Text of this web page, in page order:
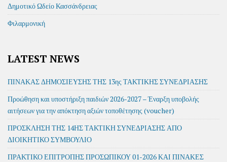
Δημοτικό Ωδείο Κασσάνδρειας
Φιλαρμονική
LATEST NEWS
ΠΙΝΑΚΑΣ ΔΗΜΟΣΙΕΥΣΗΣ ΤΗΣ 13ης ΤΑΚΤΙΚΗΣ ΣΥΝΕΔΡΙΑΣΗΣ
Προώθηση και υποστήριξη παιδιών 2026-2027 – Έναρξη υποβολής
αιτήσεων για την απόκτηση αξιών τοποθέτησης (voucher)
ΠΡΟΣΚΛΗΣΗ ΤΗΣ 14ΗΣ ΤΑΚΤΙΚΗ ΣΥΝΕΔΡΙΑΣΗΣ ΑΠΟ
ΔΙΟΙΚΗΤΙΚΟ ΣΥΜΒΟΥΛΙΟ
ΠΡΑΚΤΙΚΟ ΕΠΙΤΡΟΠΗΣ ΠΡΟΣΩΠΙΚΟΥ 01-2026 ΚΑΙ ΠΙΝΑΚΕΣ